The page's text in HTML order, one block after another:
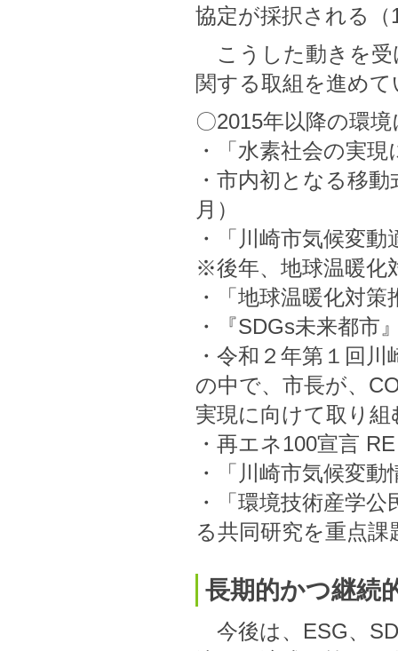
協定が採択される（
こうした動きを受
関する取組を進め
〇2015年以降の環
・「水素社会の実
・市内初となる移
月）
・「川崎市気候変
※後年、地球温暖化
・「地球温暖化対
・『SDGs未来都市
・令和２年第１回
の中で、市長が、
実現に向けて取り
・再エネ100宣言
・「川崎市気候変
・「環境技術産学
る共同研究を重点
長期的かつ継続
今後は、ESG、